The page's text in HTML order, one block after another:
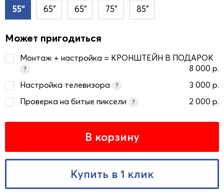
55" 65" 65" 75" 85"
Может пригодиться
Монтаж + настройка = КРОНШТЕЙН В ПОДАРОК
?
8 000 р.
Настройка телевизора
?
3 000 р.
Проверка на битые пиксели
? 2 000 р.
В корзину
Купить в 1 клик